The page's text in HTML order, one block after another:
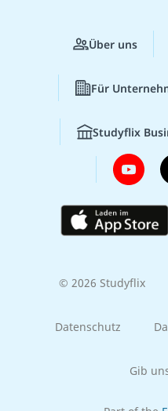
Über uns
Für
Studyflix
© 2026 Studyflix
Datenschutz
Gib